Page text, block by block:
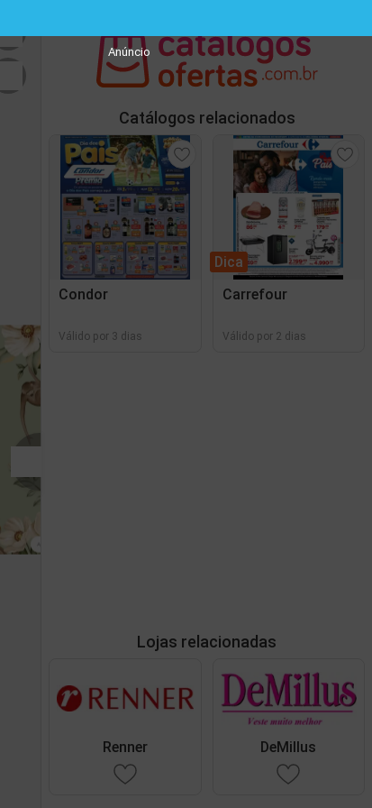
Anúncio
Catálogos relacionados
Condor
Válido por 3 dias
Dica
Carrefour
Válido por 2 dias
Lojas relacionadas
Renner DeMillus